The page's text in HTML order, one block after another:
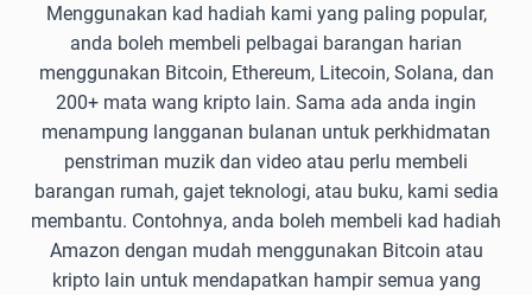
Menggunakan kad hadiah kami yang paling popular,
anda boleh membeli pelbagai barangan harian
menggunakan Bitcoin, Ethereum, Litecoin, Solana, dan
200+ mata wang kripto lain. Sama ada anda ingin
menampung langganan bulanan untuk perkhidmatan
penstriman muzik dan video atau perlu membeli
barangan rumah, gajet teknologi, atau buku, kami sedia
membantu. Contohnya, anda boleh membeli kad hadiah
Amazon dengan mudah menggunakan Bitcoin atau
kripto lain untuk mendapatkan hampir semua yang